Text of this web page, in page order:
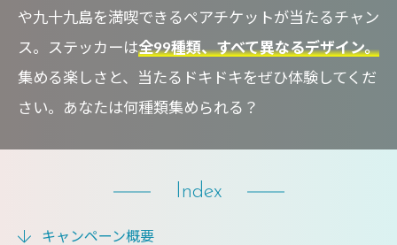
や九十九島を満喫できるペアチケットが当たるチャン
ス。ステッカーは全99種類、すべて異なるデザイン。
集める楽しさと、当たるドキドキをぜひ体験してくだ
さい。あなたは何種類集められる？
Index
キャンペーン概要